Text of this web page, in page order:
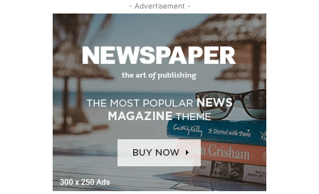
- Advertisement -